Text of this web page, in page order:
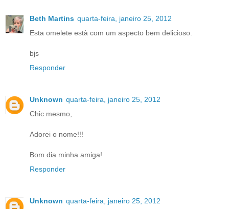
Beth Martins quarta-feira, janeiro 25, 2012
Esta omelete està com um aspecto bem delicioso.
bjs
Responder
Unknown quarta-feira, janeiro 25, 2012
Chic mesmo,
Adorei o nome!!!
Bom dia minha amiga!
Responder
Unknown quarta-feira, janeiro 25, 2012